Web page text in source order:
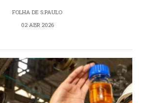
FOLHA DE S.PAULO
02 ABR 2026